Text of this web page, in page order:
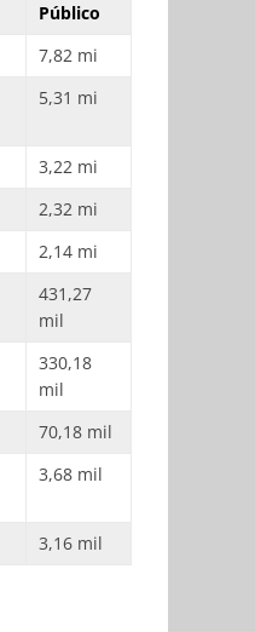
Público
7,82 mi
5,31 mi
3,22 mi
2,32 mi
2,14 mi
431,27
mil
330,18
mil
70,18 mil
3,68 mil
3,16 mil